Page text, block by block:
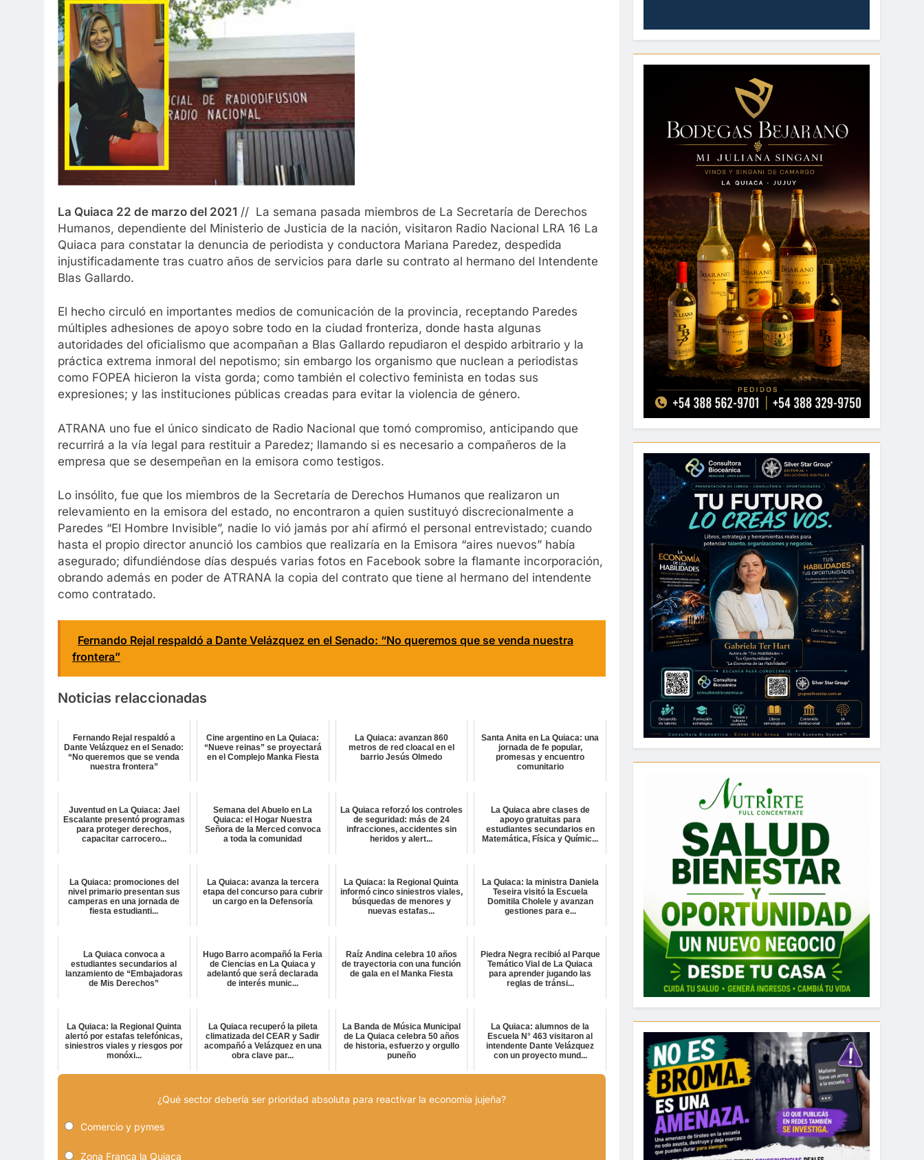
La Quiaca 22 de marzo del 2021 // La semana pasada miembros de La Secretaría de Derechos
Humanos, dependiente del Ministerio de Justicia de la nación, visitaron Radio Nacional LRA 16 La
Quiaca para constatar la denuncia de periodista y conductora Mariana Paredez, despedida
injustificadamente tras cuatro años de servicios para darle su contrato al hermano del Intendente
Blas Gallardo.
El hecho circuló en importantes medios de comunicación de la provincia, receptando Paredes
múltiples adhesiones de apoyo sobre todo en la ciudad fronteriza, donde hasta algunas
autoridades del oficialismo que acompañan a Blas Gallardo repudiaron el despido arbitrario y la
práctica extrema inmoral del nepotismo; sin embargo los organismo que nuclean a periodistas
como FOPEA hicieron la vista gorda; como también el colectivo feminista en todas sus
expresiones; y las instituciones públicas creadas para evitar la violencia de género.
ATRANA uno fue el único sindicato de Radio Nacional que tomó compromiso, anticipando que
recurrirá a la vía legal para restituir a Paredez; llamando si es necesario a compañeros de la
empresa que se desempeñan en la emisora como testigos.
Lo insólito, fue que los miembros de la Secretaría de Derechos Humanos que realizaron un
relevamiento en la emisora del estado, no encontraron a quien sustituyó discrecionalmente a
Paredes “El Hombre Invisible”, nadie lo vió jamás por ahí afirmó el personal entrevistado; cuando
hasta el propio director anunció los cambios que realizaría en la Emisora “aires nuevos” había
asegurado; difundiéndose días después varias fotos en Facebook sobre la flamante incorporación,
obrando además en poder de ATRANA la copia del contrato que tiene al hermano del intendente
como contratado.
Fernando Rejal respaldó a Dante Velázquez en el Senado: “No queremos que se venda nuestra
frontera”
Noticias relaccionadas
Fernando Rejal respaldó a
Dante Velázquez en el Senado:
“No queremos que se venda
nuestra frontera”
Cine argentino en La Quiaca:
“Nueve reinas” se proyectará
en el Complejo Manka Fiesta
La Quiaca: avanzan 860
metros de red cloacal en el
barrio Jesús Olmedo
Santa Anita en La Quiaca: una
jornada de fe popular,
promesas y encuentro
comunitario
Juventud en La Quiaca: Jael
Escalante presentó programas
para proteger derechos,
capacitar carrocero...
Semana del Abuelo en La
Quiaca: el Hogar Nuestra
Señora de la Merced convoca
a toda la comunidad
La Quiaca reforzó los controles
de seguridad: más de 24
infracciones, accidentes sin
heridos y alert...
La Quiaca abre clases de
apoyo gratuitas para
estudiantes secundarios en
Matemática, Física y Químic...
La Quiaca: promociones del
nivel primario presentan sus
camperas en una jornada de
fiesta estudianti...
La Quiaca: avanza la tercera
etapa del concurso para cubrir
un cargo en la Defensoría
La Quiaca: la Regional Quinta
informó cinco siniestros viales,
búsquedas de menores y
nuevas estafas...
La Quiaca: la ministra Daniela
Teseira visitó la Escuela
Domitila Cholele y avanzan
gestiones para e...
La Quiaca convoca a
estudiantes secundarios al
lanzamiento de “Embajadoras
de Mis Derechos”
Hugo Barro acompañó la Feria
de Ciencias en La Quiaca y
adelantó que será declarada
de interés munic...
Raíz Andina celebra 10 años
de trayectoria con una función
de gala en el Manka Fiesta
Piedra Negra recibió al Parque
Temático Vial de La Quiaca
para aprender jugando las
reglas de tránsi...
La Quiaca: la Regional Quinta
alertó por estafas telefónicas,
siniestros viales y riesgos por
monóxi...
La Quiaca recuperó la pileta
climatizada del CEAR y Sadir
acompañó a Velázquez en una
obra clave par...
La Banda de Música Municipal
de La Quiaca celebra 50 años
de historia, esfuerzo y orgullo
puneño
La Quiaca: alumnos de la
Escuela N° 463 visitaron al
intendente Dante Velázquez
con un proyecto mund...
¿Qué sector debería ser prioridad absoluta para reactivar la economía jujeña?
Comercio y pymes
Zona Franca la Quiaca